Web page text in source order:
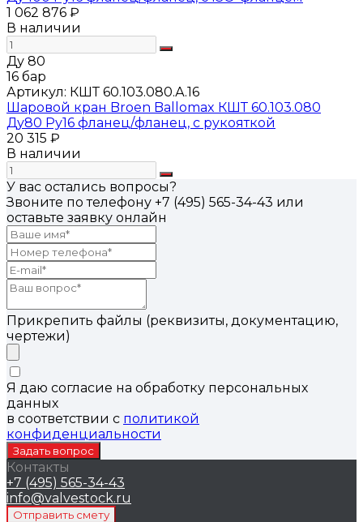
1 062 876 ₽
В наличии
Ду 80
16 бар
Артикул: КШТ 60.103.080.А.16
Шаровой кран Broen Ballomax КШТ 60.103.080
Ду80 Ру16 фланец/фланец, с рукояткой
20 315 ₽
В наличии
У вас остались вопросы?
Звоните по телефону +7 (495) 565-34-43 или
оставьте заявку онлайн
Прикрепить файлы (реквизиты, документацию,
чертежи)
Я даю согласие на обработку персональных
данных
в соответствии с политикой
конфиденциальности
Контакты
+7 (495) 565-34-43
info@valvestock.ru